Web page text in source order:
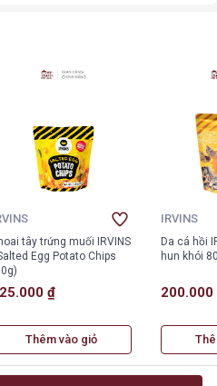
tây trứng muối IRVINS
Egg Potato Chips
₫
Thêm vào giỏ
IRVINS
Da cá hồi
hun khói
200.000